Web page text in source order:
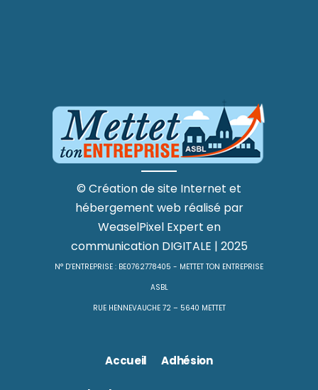
Accueil Adhésion
© Création de site Internet et
hébergement webréalisé par
WeaselPixel Expert en
communication DIGITALE | 2025
N° D’ENTREPRISE : BE0762778405 - METTET TON ENTREPRISE
ASBL
RUE HENNEVAUCHE 72 – 5640 METTET